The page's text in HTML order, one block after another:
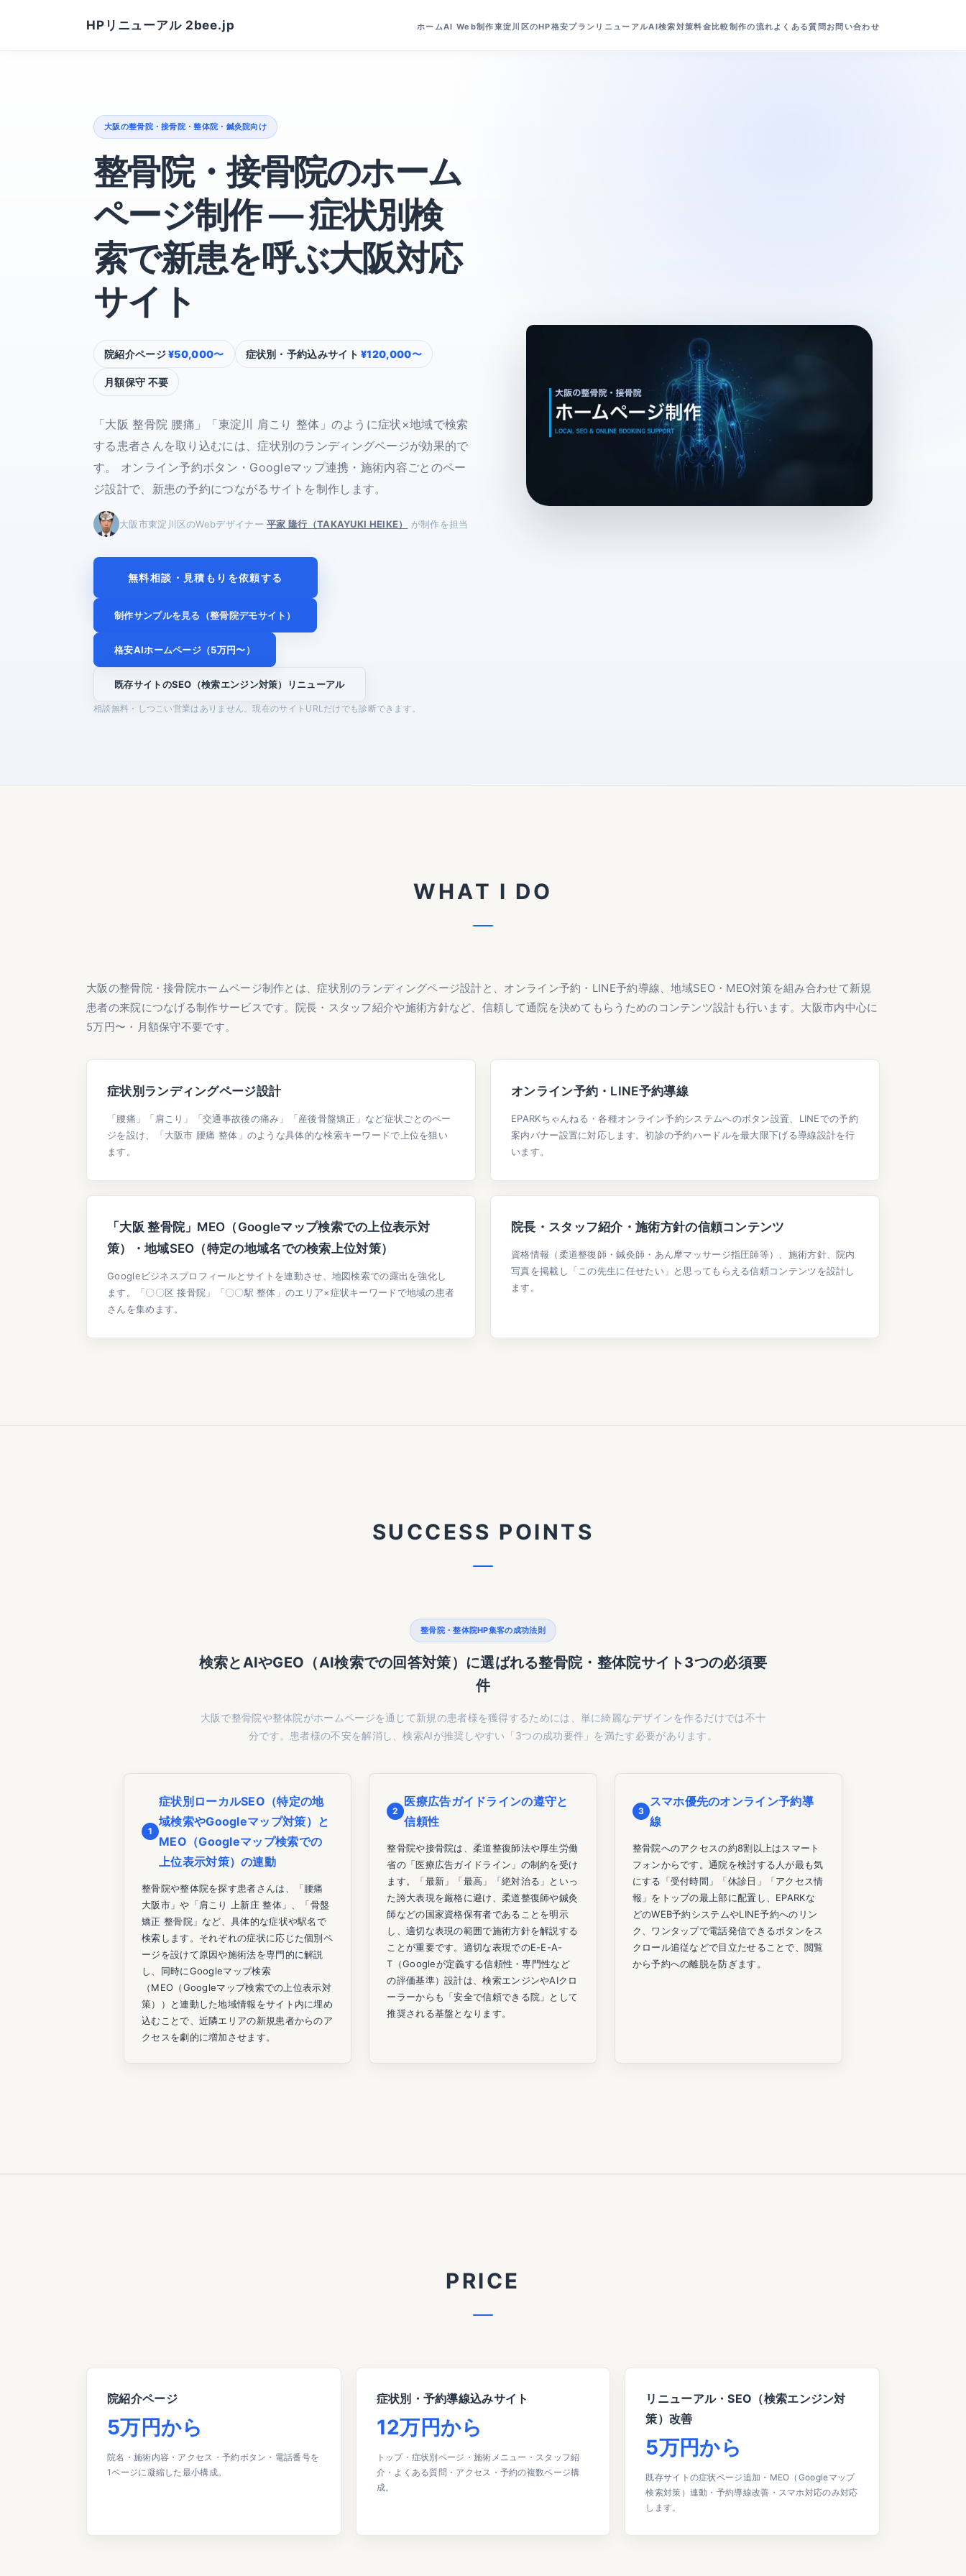
HPリニューアル 2bee.jp ホームAI Web制作東淀川区のHP格安プラン リニューアルAI検索対策料金比較制作の流れ よくある質問お問い合わせ
大阪の整骨院・接骨院・整体院・鍼灸院向け
整骨院・接骨院のホーム
ページ制作 ― 症状別検
索で新患を呼ぶ大阪対応
サイト
院紹介ページ¥50,000〜 症状別・予約込みサイト¥120,000〜
月額保守 不要
「大阪 整骨院 腰痛」「東淀川 肩こり 整体」のように症状×地域で検索
する患者さんを取り込むには、症状別のランディングページが効果的で
す。 オンライン予約ボタン・Googleマップ連携・施術内容ごとのペー
ジ設計で、新患の予約につながるサイトを制作します。
大阪市東淀川区のWebデザイナー平家 隆行（TAKAYUKI HEIKE） が制作を担当
無料相談・見積もりを依頼する
制作サンプルを見る（整骨院デモサイト）
格安AIホームページ（5万円〜）
既存サイトのSEO（検索エンジン対策）リニューアル
相談無料・しつこい営業はありません。現在のサイトURLだけでも診断できます。
WHAT I DO
大阪の整骨院・接骨院ホームページ制作とは、症状別のランディングページ設計と、オンライン予約・LINE予約導線、地域SEO・MEO対策を組み合わせて新規
患者の来院につなげる制作サービスです。院長・スタッフ紹介や施術方針など、信頼して通院を決めてもらうためのコンテンツ設計も行います。大阪市内中心に
5万円〜・月額保守不要です。
症状別ランディングページ設計
「腰痛」「肩こり」「交通事故後の痛み」「産後骨盤矯正」など症状ごとのペー
ジを設け、「大阪市 腰痛 整体」のような具体的な検索キーワードで上位を狙い
ます。
オンライン予約・LINE予約導線
EPARKちゃんねる・各種オンライン予約システムへのボタン設置、LINEでの予約
案内バナー設置に対応します。初診の予約ハードルを最大限下げる導線設計を行
います。
「大阪 整骨院」MEO（Googleマップ検索での上位表示対
策）・地域SEO（特定の地域名での検索上位対策）
Googleビジネスプロフィールとサイトを連動させ、地図検索での露出を強化し
ます。「〇〇区 接骨院」「〇〇駅 整体」のエリア×症状キーワードで地域の患者
さんを集めます。
院長・スタッフ紹介・施術方針の信頼コンテンツ
資格情報（柔道整復師・鍼灸師・あん摩マッサージ指圧師等）、施術方針、院内
写真を掲載し「この先生に任せたい」と思ってもらえる信頼コンテンツを設計し
ます。
SUCCESS POINTS
整骨院・整体院HP集客の成功法則
検索とAIやGEO（AI検索での回答対策）に選ばれる整骨院・整体院サイト3つの必須要
件
大阪で整骨院や整体院がホームページを通じて新規の患者様を獲得するためには、単に綺麗なデザインを作るだけでは不十
分です。患者様の不安を解消し、検索AIが推奨しやすい「3つの成功要件」を満たす必要があります。
1
症状別ローカルSEO（特定の地
域検索やGoogleマップ対策）と
MEO（Googleマップ検索での
上位表示対策）の連動
整骨院や整体院を探す患者さんは、「腰痛
大阪市」や「肩こり 上新庄 整体」、「骨盤
矯正 整骨院」など、具体的な症状や駅名で
検索します。それぞれの症状に応じた個別ペ
ージを設けて原因や施術法を専門的に解説
し、同時にGoogleマップ検索
（MEO（Googleマップ検索での上位表示対
策））と連動した地域情報をサイト内に埋め
込むことで、近隣エリアの新規患者からのア
クセスを劇的に増加させます。
2
医療広告ガイドラインの遵守と
信頼性
整骨院や接骨院は、柔道整復師法や厚生労働
省の「医療広告ガイドライン」の制約を受け
ます。「最新」「最高」「絶対治る」といっ
た誇大表現を厳格に避け、柔道整復師や鍼灸
師などの国家資格保有者であることを明示
し、適切な表現の範囲で施術方針を解説する
ことが重要です。適切な表現でのE-E-A-
T（Googleが定義する信頼性・専門性など
の評価基準）設計は、検索エンジンやAIクロ
ーラーからも「安全で信頼できる院」として
推奨される基盤となります。
3
スマホ優先のオンライン予約導
線
整骨院へのアクセスの約8割以上はスマート
フォンからです。通院を検討する人が最も気
にする「受付時間」「休診日」「アクセス情
報」をトップの最上部に配置し、EPARKな
どのWEB予約システムやLINE予約へのリン
ク、ワンタップで電話発信できるボタンをス
クロール追従などで目立たせることで、閲覧
から予約への離脱を防ぎます。
PRICE
院紹介ページ
5万円から
院名・施術内容・アクセス・予約ボタン・電話番号を
1ページに凝縮した最小構成。
症状別・予約導線込みサイト
12万円から
トップ・症状別ページ・施術メニュー・スタッフ紹
介・よくある質問・アクセス・予約の複数ページ構
成。
リニューアル・SEO（検索エンジン対
策）改善
5万円から
既存サイトの症状ページ追加・MEO（Googleマップ
検索対策）連動・予約導線改善・スマホ対応のみ対応
します。